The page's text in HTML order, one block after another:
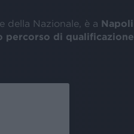
della Nazionale, è a Napoli
percorso di qualificazione